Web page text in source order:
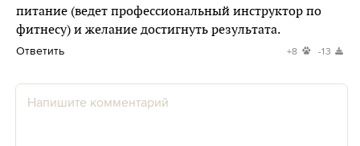
питание (ведет профессиональный инструктор по
фитнесу) и желание достигнуть результата.
Ответить +8 -13